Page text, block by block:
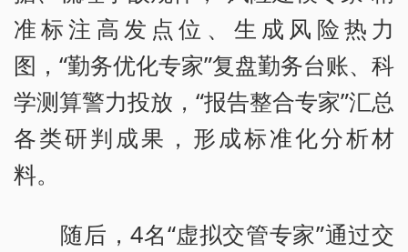
准标注高发点位、生成风险热力
图，“勤务优化专家”复盘勤务台账、科
学测算警力投放，“报告整合专家”汇总
各类研判成果，形成标准化分析材
料。
随后，4名“虚拟交管专家”通过交